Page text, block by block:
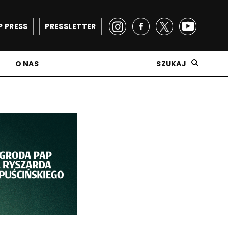
PRESSLETTER
PRESS
O NAS SZUKAJ